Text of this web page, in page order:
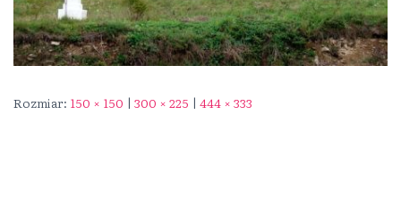
Rozmiar: 150 × 150 | 300 × 225 | 444 × 333